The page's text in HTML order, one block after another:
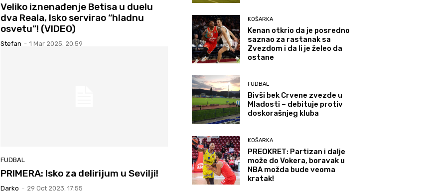
Veliko iznenađenje Betisa u duelu
dva Reala, Isko servirao “hladnu
osvetu”! (VIDEO)
Stefan - 1 Mar 2025. 20:59
FUDBAL
PRIMERA: Isko za delirijum u Sevilji!
Darko - 29 Oct 2023. 17:55
KOŠARKA
Kenan otkrio da je posredno
saznao za rastanak sa
Zvezdom i da li je želeo da
ostane
FUDBAL
Bivši bek Crvene zvezde u
Mladosti – debituje protiv
doskorašnjeg kluba
KOŠARKA
PREOKRET: Partizan i dalje
može do Vokera, boravak u
NBA možda bude veoma
kratak!